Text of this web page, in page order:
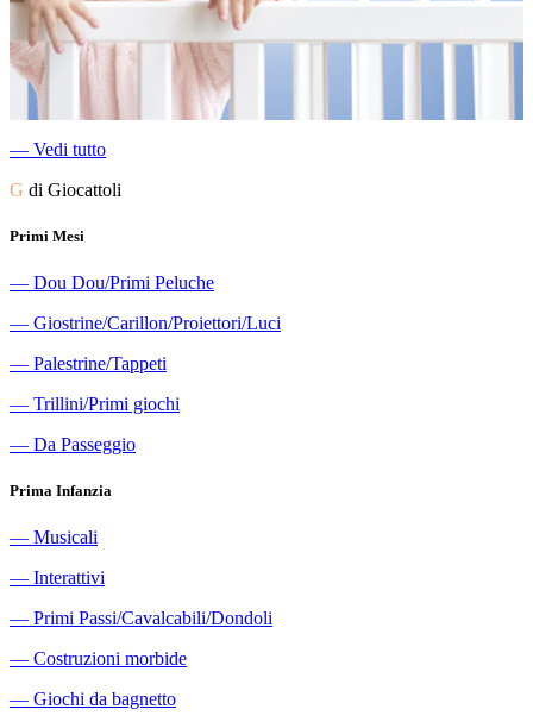
― Vedi tutto
G di Giocattoli
Primi Mesi
― Dou Dou/Primi Peluche
― Giostrine/Carillon/Proiettori/Luci
― Palestrine/Tappeti
― Trillini/Primi giochi
― Da Passeggio
Prima Infanzia
― Musicali
― Interattivi
― Primi Passi/Cavalcabili/Dondoli
― Costruzioni morbide
― Giochi da bagnetto